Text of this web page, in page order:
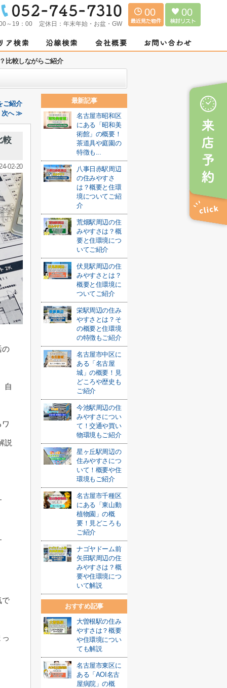
～19：00 定休日： 年末年始・お盆・GW
00 00
比較しながらご紹介
ご紹介
次へ ≫
較
02-20
の
自
説
で
最新記事
名古屋市昭和区
にある「昭和美
術館」の概要！
茶道具や庭園の
特徴も...
八事日赤駅周辺
の住みやすさ
は？概要と住環
境についてご紹
介
荒畑駅周辺の住
みやすさは？概
要と住環境につ
いてご紹介
伏見駅周辺の住
みやすさとは？
概要と住環境に
ついてご紹介
栄駅周辺の住み
やすさとは？そ
の概要と住環境
の特徴もご紹介
名古屋市中区に
ある「名古屋
城」の概要！見
どころや歴史も
ご紹介
今池駅周辺の住
みやすさについ
て！交通や買い
物環境もご紹介
星ヶ丘駅周辺の
住みやすさにつ
いて！概要や住
環境もご紹介
名古屋市千種区
にある「東山動
植物園」の概
要！見どころも
ご紹介
ナゴヤドーム前
矢田駅周辺の住
みやすさは？概
要や住環境につ
いて解説
おすすめ記事
大曽根駅の住み
やすさは？概要
や住環境につい
ても解説
名古屋市東区に
ある「AOI名古
屋病院」の概